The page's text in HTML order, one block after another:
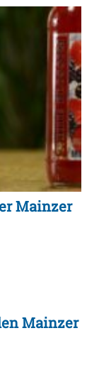
Mainzer
Mainzer